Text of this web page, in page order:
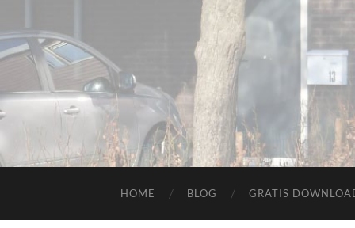
HOME BLOG GRATIS